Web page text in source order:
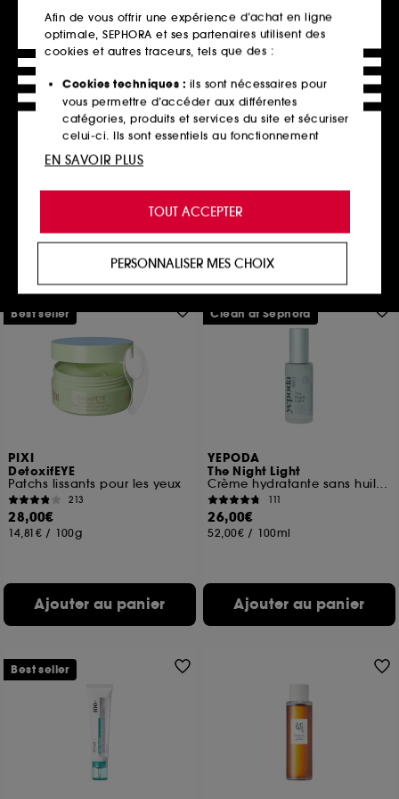
LANEIGE
Water Bank Gel Moisturizer
Gel Hydratant
646
À partir de32,00€
2 contenances disponibles
Ajouter au panier
PIXI
DetoxifEYE
Patchs lissants pour les yeux
213
28,00€
14,81€ / 100g
Ajouter au panier
Best seller
YEPODA
The Night Light
Crème hydratante sans huiles à l'armoise et niacinamide
111
26,00€
52,00€ / 100ml
Ajouter au panier
Clean at Sephora
Best seller
Afin de vous offrir une expérience d’achat en ligne
optimale, SEPHORA et ses partenaires utilisent des
cookies et autres traceurs, tels que des :
Cookies techniques : ils sont nécessaires pour
vous permettre d’accéder aux différentes
catégories, produits et services du site et sécuriser
celui-ci. Ils sont essentiels au fonctionnement
technique du site et ne peuvent être désactivés.
de vous offrir une expérience enrichie et
personnalisée en vous recommandant des
produits, des services et des contenus qui
proposer des offres promotionnelles adaptées à
votre profil.
Cookies réseaux sociaux et publicité :ils sont
utilisés pour vous présenter du contenu susceptible
de vous plaire via des publicités, y compris sur des
sites tiers et sur les réseaux sociaux, sur la base
des pages que vous avez consultées, de votre
navigation, et de l'historique de vos interactions.
permettent de réaliser des statistiques de
fréquentation et de navigation sur notre site afin
d’en améliorer la performance.
Cookies de sécurisation des paiements en ligne :
ils nous permettent de lutter notamment contre les
Cookies fonctionnels :
il s’agit de cookies
permettant l’affichage et/ou la fourniture de
cookies d’authentification qui sont utilisés afin de
vous faire bénéficier de l’authentification
prolongée vous permettant d’accéder à votre
compte lors de votre prochaine visite sur le site
sans saisir à nouveau votre identifiant et mot de
passe.
TOUT ACCEPTER
PERSONNALISER MES CHOIX
EN SAVOIR PLUS